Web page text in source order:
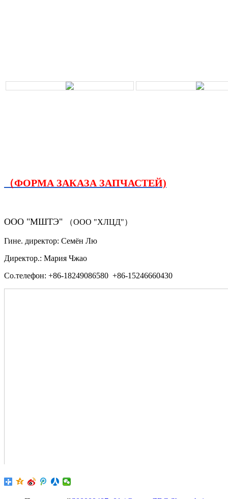
（ФОРМА ЗАКАЗА ЗАПЧАСТЕЙ)
ООО "МШТЭ" （ООО "ХЛЦД"）
Гине. директор: Семён Лю
Директор.: Мария Чжао
Со.телефон: +86-18249086580 +86-15246660430